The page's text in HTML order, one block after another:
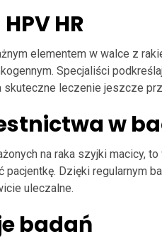
HR
elementem w walce z
Specjaliści
skuteczne leczenie jeszcze
w
na raka szyjki macicy,
Dzięki regularnym
uleczalne.
badań